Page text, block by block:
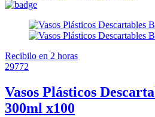
Recibilo en 2 horas
29772
Vasos Plásticos
300ml x100